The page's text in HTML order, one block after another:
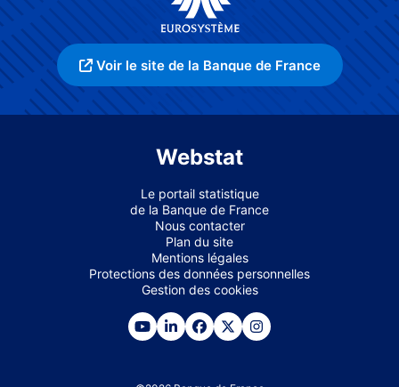
Voir le site de la Banque de France
Webstat
Le portail statistique
de la Banque de France
Nous contacter
Plan du site
Mentions légales
Protections des données personnelles
Gestion des cookies